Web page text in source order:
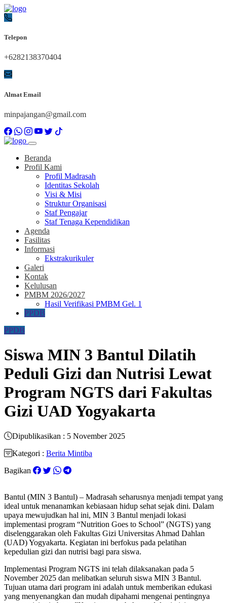
Telepon
+6282138370404
Almat Email
minpajangan@gmail.com
Beranda
Profil Kami
Profil Madrasah
Identitas Sekolah
Visi & Misi
Struktur Organisasi
Staf Pengajar
Staf Tenaga Kependidikan
Agenda
Fasilitas
Informasi
Ekstrakurikuler
Galeri
Kontak
Kelulusan
PMBM 2026/2027
Hasil Verifikasi PMBM Gel. 1
PPDB
PPDB
Siswa MIN 3 Bantul Dilatih
Peduli Gizi dan Nutrisi Lewat
Program NGTS dari Fakultas
Gizi UAD Yogyakarta​
Dipublikasikan : 5 November 2025
Kategori : Berita Mintiba
Bagikan
Bantul (MIN 3 Bantul) – Madrasah seharusnya menjadi tempat yang
ideal untuk menanamkan kebiasaan hidup sehat sejak dini. Dalam
upaya mewujudkan hal ini, MIN 3 Bantul menjadi lokasi
implementasi program “Nutrition Goes to School” (NGTS) yang
diselenggarakan oleh Fakultas Gizi Universitas Ahmad Dahlan
(UAD) Yogyakarta. Kegiatan ini berfokus pada pelatihan
kepedulian gizi dan nutrisi bagi para siswa.​
Implementasi Program NGTS ini telah dilaksanakan pada 5
November 2025 dan melibatkan seluruh siswa MIN 3 Bantul.
Tujuan utama dari program ini adalah untuk memberikan edukasi
yang menyenangkan dan mudah dipahami mengenai pentingnya